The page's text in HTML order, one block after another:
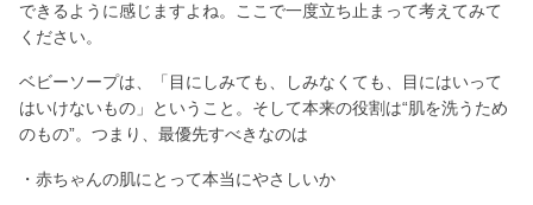
できるように感じますよね。ここで一度立ち止まって考えてみて
ください。
ベビーソープは、「目にしみても、しみなくても、目にはいって
はいけないもの」ということ。そして本来の役割は“肌を洗うため
のもの”。つまり、最優先すべきなのは
・赤ちゃんの肌にとって本当にやさしいか